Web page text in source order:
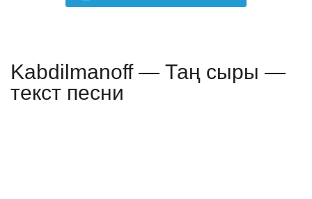
Kabdilmanoff — Таң сыры —
текст песни